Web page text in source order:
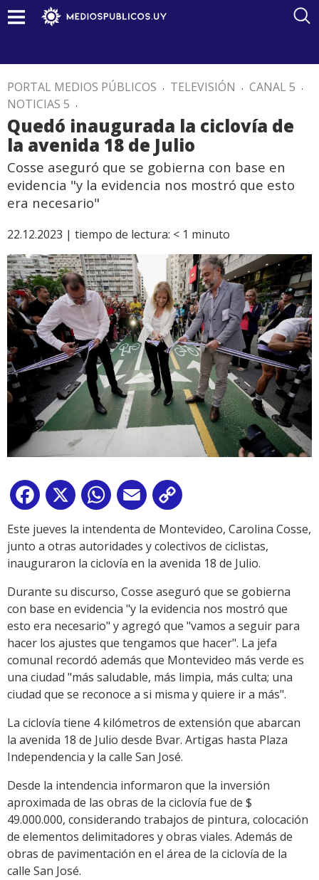
PORTAL MEDIOS PÚBLICOS . TELEVISIÓN . CANAL 5 .
NOTICIAS 5 .
Quedó inaugurada la ciclovía de
la avenida 18 de Julio
Cosse aseguró que se gobierna con base en
evidencia "y la evidencia nos mostró que esto
era necesario"
22.12.2023 | tiempo de lectura: < 1 minuto
Facebook
X WhatsApp
Email
Link
Este jueves la intendenta de Montevideo, Carolina Cosse,
junto a otras autoridades y colectivos de ciclistas,
inauguraron la ciclovía en la avenida 18 de Julio.
Durante su discurso, Cosse aseguró que se gobierna
con base en evidencia "y la evidencia nos mostró que
esto era necesario" y agregó que "vamos a seguir para
hacer los ajustes que tengamos que hacer". La jefa
comunal recordó además que Montevideo más verde es
una ciudad "más saludable, más limpia, más culta; una
ciudad que se reconoce a si misma y quiere ir a más".
La ciclovía tiene 4 kilómetros de extensión que abarcan
la avenida 18 de Julio desde Bvar. Artigas hasta Plaza
Independencia y la calle San José.
Desde la intendencia informaron que la inversión
aproximada de las obras de la ciclovía fue de $
49.000.000, considerando trabajos de pintura, colocación
de elementos delimitadores y obras viales. Además de
obras de pavimentación en el área de la ciclovía de la
calle San José.